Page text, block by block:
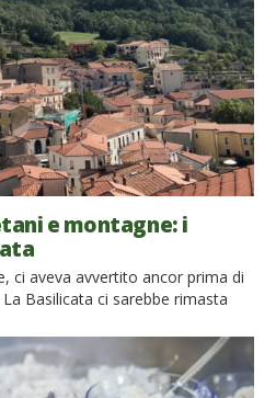
e montagne: i
ci aveva avvertito ancor prima di
Basilicata ci sarebbe rimasta
del nostro bus non avevamo
avuto ragione. Abbiamo da
blog tour in […]